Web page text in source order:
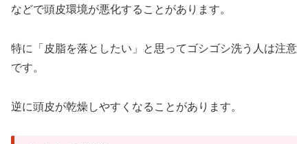
などで頭皮環境が悪化することがあります。
特に「皮脂を落としたい」と思ってゴシゴシ洗う人は注意
です。
逆に頭皮が乾燥しやすくなることがあります。